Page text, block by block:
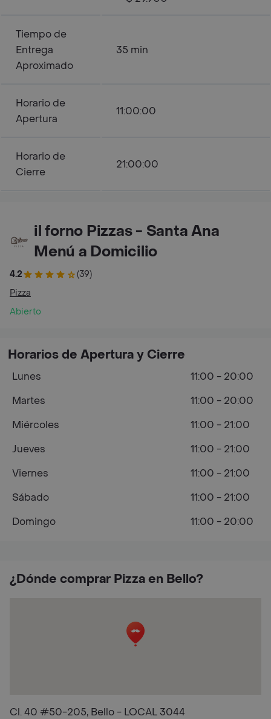
Tiempo de
Entrega
Aproximado
35 min
Horario de
Apertura
11:00:00
Horario de
Cierre
21:00:00
il forno Pizzas - Santa Ana
Menú a Domicilio
4.2
(39)
Pizza
Abierto
¿Dónde comprar Pizza en Bello?
Cl. 40 #50-205, Bello - LOCAL 3044
Horarios de Apertura y Cierre
Lunes
11:00 - 20:00
Martes
11:00 - 20:00
Miércoles
11:00 - 21:00
Jueves
11:00 - 21:00
Viernes
11:00 - 21:00
Sábado
11:00 - 21:00
Domingo
11:00 - 20:00